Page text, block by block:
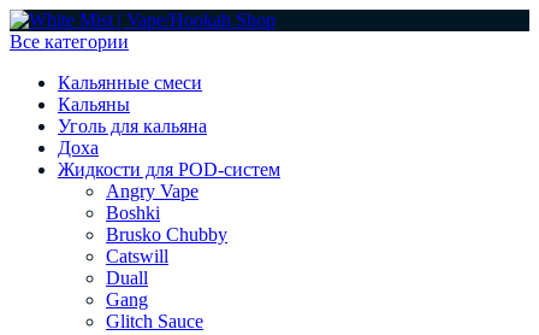
Все категории
Кальянные смеси
Кальяны
Уголь для кальяна
Доха
Жидкости для POD-систем
Angry Vape
Boshki
Brusko Chubby
Catswill
Duall
Gang
Glitch Sauce